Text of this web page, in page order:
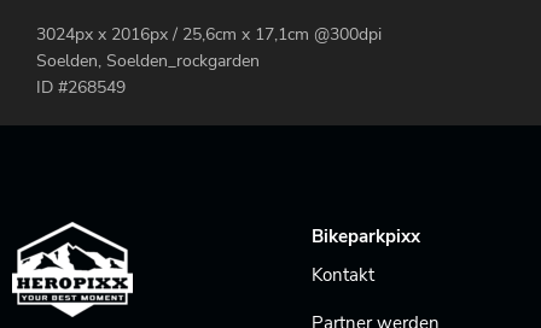
3024px x 2016px / 25,6cm x 17,1cm @300dpi
Soelden, Soelden_rockgarden
ID #268549
Bikeparkpixx
Kontakt
Partner werden